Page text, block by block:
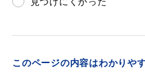
このページの内容はわかりや